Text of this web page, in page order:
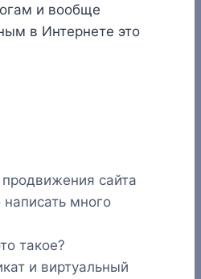
и вообще
в Интернете это
сайта
много
такое?
и виртуальный